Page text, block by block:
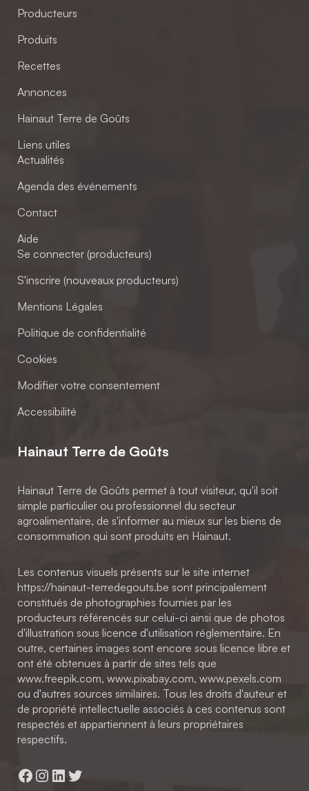
Producteurs
Produits
Recettes
Annonces
Hainaut Terre de Goûts
Liens utiles
Actualités
Agenda des événements
Contact
Aide
Se connecter (producteurs)
S'inscrire (nouveaux producteurs)
Mentions Légales
Politique de confidentialité
Cookies
Modifier votre consentement
Accessibilité
Hainaut Terre de Goûts
Hainaut Terre de Goûts permet à tout visiteur, qu'il soit
simple particulier ou professionnel du secteur
agroalimentaire, de s'informer au mieux sur les biens de
consommation qui sont produits en Hainaut.
Les contenus visuels présents sur le site internet
https://hainaut-terredegouts.be sont principalement
constitués de photographies fournies par les
producteurs référencés sur celui-ci ainsi que de photos
d'illustration sous licence d'utilisation réglementaire. En
outre, certaines images sont encore sous licence libre et
ont été obtenues à partir de sites tels que
www.freepik.com, www.pixabay.com, www.pexels.com
ou d'autres sources similaires. Tous les droits d'auteur et
de propriété intellectuelle associés à ces contenus sont
respectés et appartiennent à leurs propriétaires
respectifs.
Facebook
Instagram
LinkedIn
Twitter